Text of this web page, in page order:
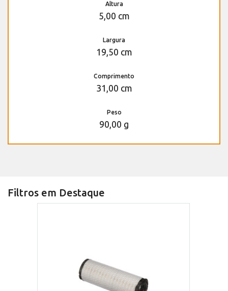
Altura
5,00 cm
Largura
19,50 cm
Comprimento
31,00 cm
Peso
90,00 g
Filtros em Destaque